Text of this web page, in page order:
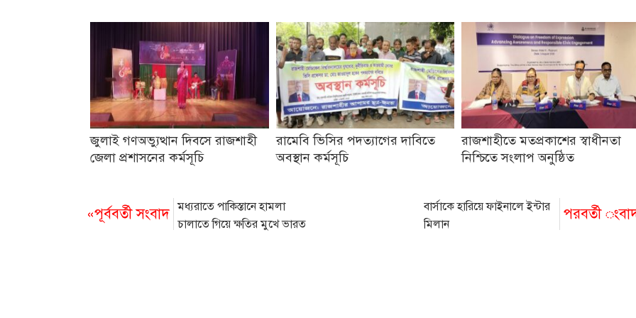
জুলাই গণঅভ্যুত্থান দিবসে রাজশাহী
জেলা প্রশাসনের কর্মসূচি
রামেবি ভিসির পদত্যাগের দাবিতে
অবস্থান কর্মসূচি
রাজশাহীতে মতপ্রকাশের স্বাধীনতা
নিশ্চিতে সংলাপ অনুষ্ঠিত
«পূর্ববর্তী সংবাদ মধ্যরাতে পাকিস্তানে হামলা
চালাতে গিয়ে ক্ষতির মুখে ভারত
পরবর্তী
বার্সাকে হারিয়ে ফাইনালে ইন্টার
মিলান